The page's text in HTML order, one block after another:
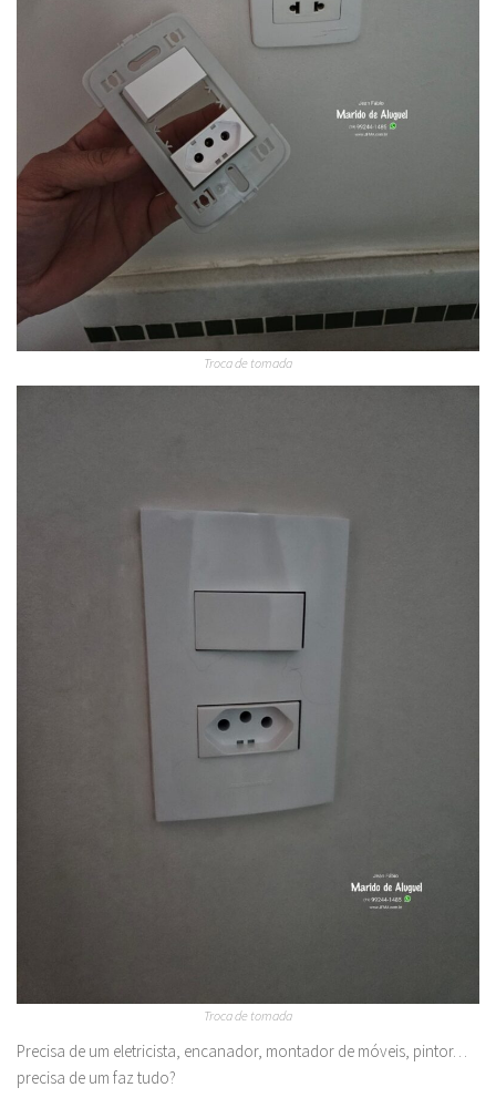
Troca de tomada
Troca de tomada
Precisa de um eletricista, encanador, montador de móveis, pintor…
precisa de um faz tudo?